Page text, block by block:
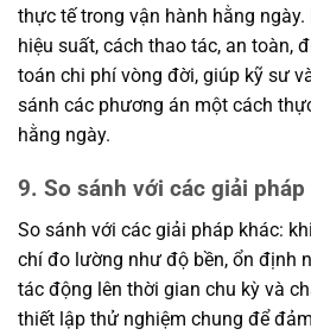
thực tế trong vận hành hằng
hiệu suất, cách thao tác, an toàn,
toán chi phí vòng đời, giúp kỹ sư
sánh các phương án một cách
hằng ngày.
9. So sánh với các giải
So sánh với các giải pháp khác:
chí đo lường như độ bền, ổn định
tác động lên thời gian chu kỳ và
thiết lập thử nghiệm chung để